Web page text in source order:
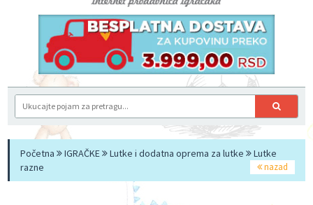
Početna IGRAČKE Lutke i dodatna oprema za lutke
Lutke
razne
nazad